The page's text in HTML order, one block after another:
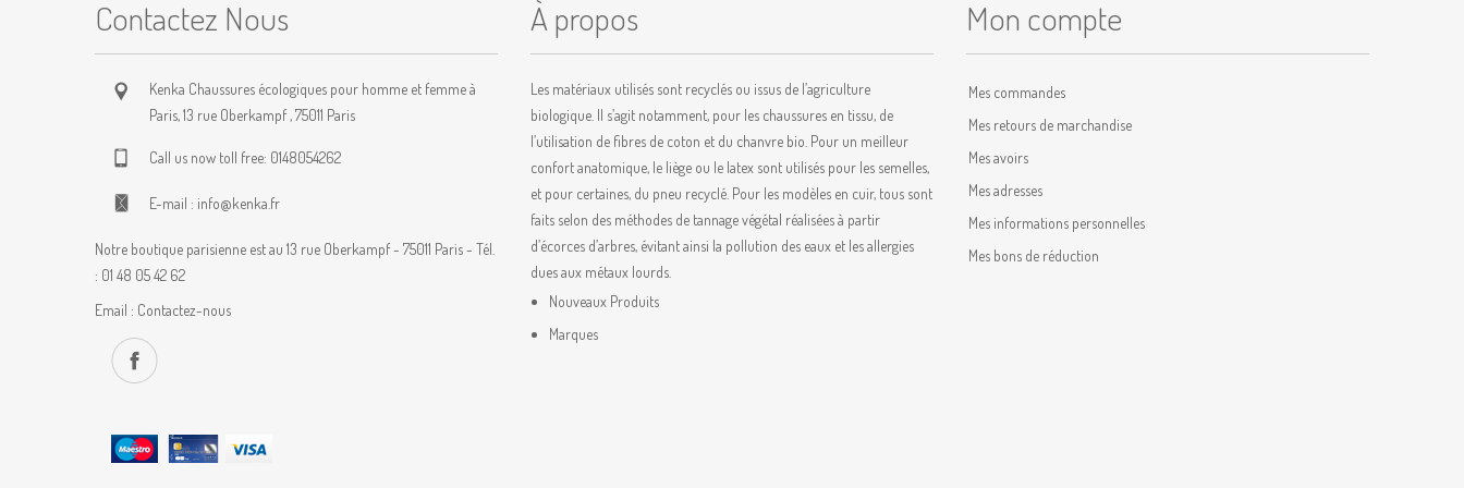
Contactez Nous
Kenka Chaussures écologiques pour homme et femme à
Paris, 13 rue Oberkampf , 75011 Paris
Call us now toll free: 0148054262
E-mail : info@kenka.fr
Notre boutique parisienne est au 13 rue Oberkampf - 75011 Paris - Tél.
: 01 48 05 42 62
Email : Contactez-nous
À propos
Les matériaux utilisés sont recyclés ou issus de l’agriculture
biologique. Il s’agit notamment, pour les chaussures en tissu, de
l’utilisation de fibres de coton et du chanvre bio. Pour un meilleur
confort anatomique, le liège ou le latex sont utilisés pour les semelles,
et pour certaines, du pneu recyclé. Pour les modèles en cuir, tous sont
faits selon des méthodes de tannage végétal réalisées à partir
d’écorces d’arbres, évitant ainsi la pollution des eaux et les allergies
dues aux métaux lourds.
Nouveaux Produits
Marques
Mon compte
Mes commandes
Mes retours de marchandise
Mes avoirs
Mes adresses
Mes informations personnelles
Mes bons de réduction